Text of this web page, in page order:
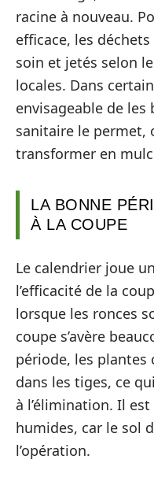
racine à nouveau.
efficace, les
soin et jetés selon
locales. Dans
envisageable de
sanitaire le permet,
transformer en
LA BONNE
À LA COUPE
Le calendrier joue
l’efficacité de la
lorsque les ronces
coupe s’avère
période, les plantes
dans les tiges, ce
à l’élimination. Il
humides, car le sol
l’opération.